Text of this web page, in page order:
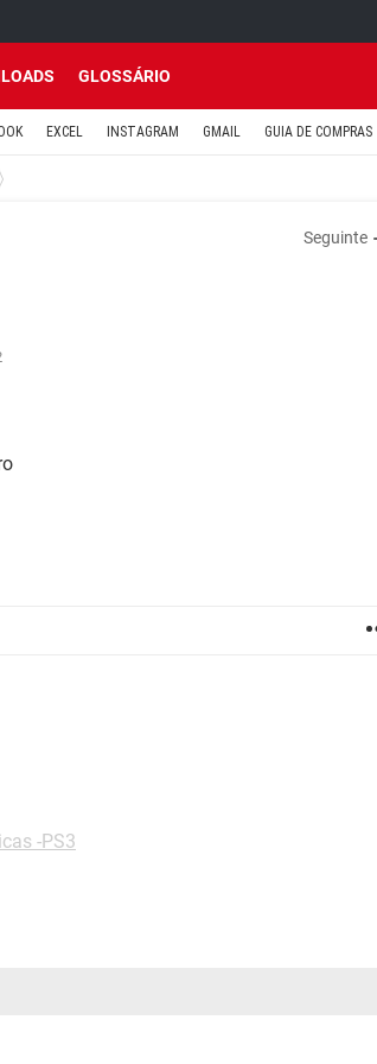
GLOSSÁRIO
EXCEL INSTAGRAM GMAIL GUIA DE COMPRAS
Seguinte
-PS3